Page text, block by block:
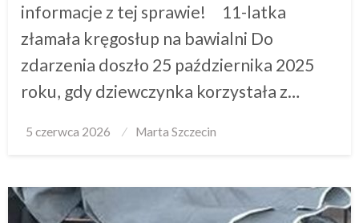
informacje z tej sprawie! 11-latka
złamała kręgosłup na bawialni Do
zdarzenia doszło 25 października 2025
roku, gdy dziewczynka korzystała z…
Posted
5 czerwca 2026 Marta Szczecin